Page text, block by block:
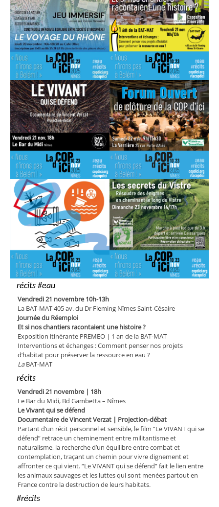
récits #eau
Vendredi 21 novembre 10h-13h
La BAT-MAT 405 av. du Dr Fleming Nîmes Saint-Césaire
Journée du Réemploi
Et si nos chantiers racontaient une histoire ?
Exposition itinérante PREMEO | 1 an de la BAT-MAT
Interventions et échanges : Comment penser nos projets
d’habitat pour préserver la ressource en eau ?
LaBAT-MAT
récits
Vendredi 21 novembre | 18h
Le Bar du Midi, Bd Gambetta – Nîmes
Le Vivant qui se défend
Documentaire de Vincent Verzat | Projection-débat
Partant d’un récit personnel et sensible, le film “Le VIVANT qui se
défend” retrace un cheminement entre militantisme et
naturalisme, la recherche d’un équilibre entre combat et
contemplation, traçant un chemin pour vivre dignement et
affronter ce qui vient. “Le VIVANT qui se défend” fait le lien entre
les animaux sauvages et les luttes qui sont menées partout en
France contre la destruction de leurs habitats.
#récits